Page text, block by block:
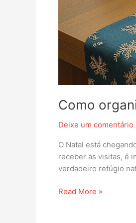
Como
Deixe um comentário
O Natal está
receber as visitas, é
verdadeiro refúgio
Read More »